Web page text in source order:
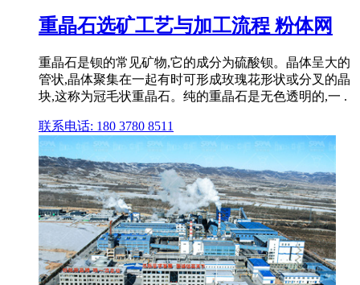
重晶石选矿工艺与加工流程 粉体网
重晶石是钡的常见矿物,它的成分为硫酸钡。晶体呈大的
管状,晶体聚集在一起有时可形成玫瑰花形状或分叉的晶
块,这称为冠毛状重晶石。纯的重晶石是无色透明的,一 .
联系电话: 180 3780 8511